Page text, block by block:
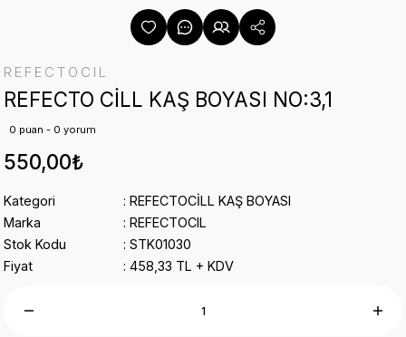
REFECTOCIL
REFECTO CİLL KAŞ BOYASI NO:3,1
0 puan - 0 yorum
550,00₺
Kategori
REFECTOCİLL KAŞ BOYASI
Marka
REFECTOCIL
Stok Kodu
STK01030
Fiyat
458,33 TL + KDV